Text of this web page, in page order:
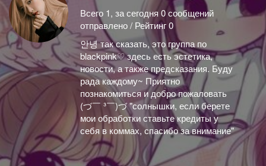
Всего 1, за сегодня 0 сообщений
отправлено / Рейтинг 0
안녕 так сказать, это группа по
blackpink♡ здесь есть эстетика,
новости, а также предсказания. Буду
рада каждому~ Приятно
познакомиться и добро пожаловать
(づ￣ ³￣)づ "солнышки, если берете
мои обработки ставьте кредиты у
себя в коммах, спасибо за внимание"